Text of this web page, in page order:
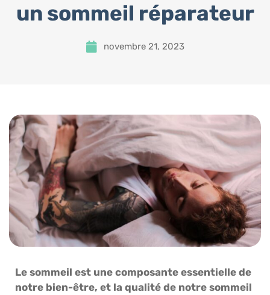
un sommeil réparateur
novembre 21, 2023
Le sommeil est une composante essentielle de
notre bien-être, et la qualité de notre sommeil